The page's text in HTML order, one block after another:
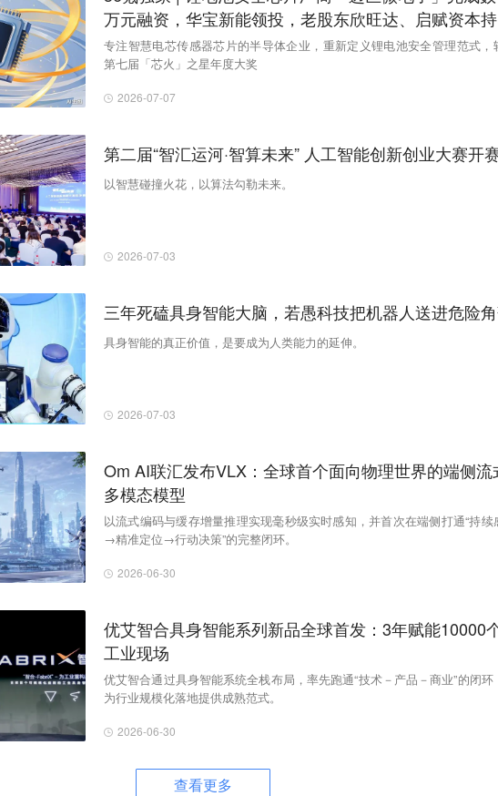
万元融资，华宝新能领投，老股东欣旺达、启赋资本
加注
专注智慧电芯传感器芯片的半导体企业，重新定义锂电池安全管理范式，
第七届「芯火」之星年度大奖
2026-07-07
第二届“智汇运河·智算未来” 人工智能创新创业大赛开
以智慧碰撞火花，以算法勾勒未来。
2026-07-03
三年死磕具身智能大脑，若愚科技把机器人送进危险
具身智能的真正价值，是要成为人类能力的延伸。
2026-07-03
Om AI联汇发布VLX：全球首个面向物理世界的端侧流
多模态模型
以流式编码与缓存增量推理实现毫秒级实时感知，并首次在端侧打通“持续
→精准定位→行动决策”的完整闭环。
2026-06-30
优艾智合具身智能系列新品全球首发：3年赋能10000
工业现场
优艾智合通过具身智能系统全栈布局，率先跑通“技术－产品－商业”的闭环
为行业规模化落地提供成熟范式。
2026-06-30
查看更多